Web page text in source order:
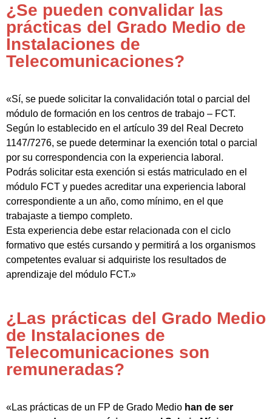
¿Se pueden convalidar las
prácticas del Grado Medio de
Instalaciones de
Telecomunicaciones?
«Sí, se puede solicitar la convalidación total o parcial del
módulo de formación en los centros de trabajo – FCT.
Según lo establecido en el artículo 39 del Real Decreto
1147/7276, se puede determinar la exención total o parcial
por su correspondencia con la experiencia laboral.
Podrás solicitar esta exención si estás matriculado en el
módulo FCT y puedes acreditar una experiencia laboral
correspondiente a un año, como mínimo, en el que
trabajaste a tiempo completo.
Esta experiencia debe estar relacionada con el ciclo
formativo que estés cursando y permitirá a los organismos
competentes evaluar si adquiriste los resultados de
aprendizaje del módulo FCT.»
¿Las prácticas del Grado Medio
de Instalaciones de
Telecomunicaciones son
remuneradas?
«Las prácticas de un FP de Grado Medio han de ser